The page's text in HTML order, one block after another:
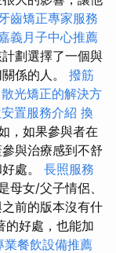
齒矯正專家服務
義月子中心推薦
劃選擇了一個與
係的人。 撥筋
散光矯正的解決方
置服務介紹 換
，如果參與者在
與治療感到不舒
處。 長照服務
母女/父子情侶、
前的版本沒有什
的好處，也能加
業餐飲設備推薦